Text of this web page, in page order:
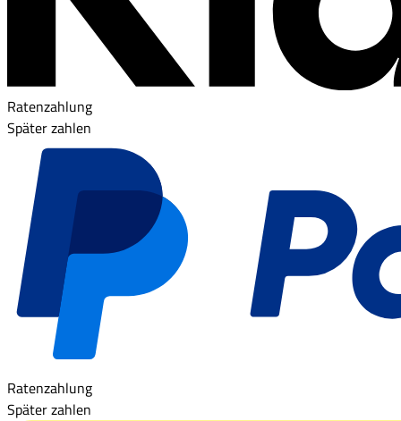
Ratenzahlung
Später zahlen
Ratenzahlung
Später zahlen